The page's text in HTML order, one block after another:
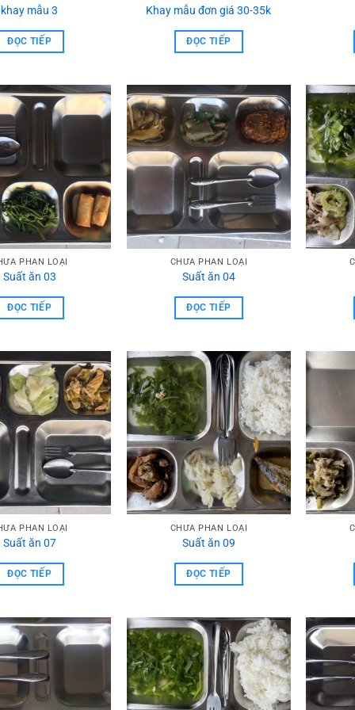
khay mẫu 3
ĐỌC TIẾP
Khay mẫu đơn giá 30-35k
ĐỌC TIẾP
PHẦN LOẠI
Suất ăn 03
ĐỌC TIẾP
CHƯA PHẦN LOẠI
Suất ăn 04
ĐỌC TIẾP
PHẦN LOẠI
Suất ăn 07
ĐỌC TIẾP
CHƯA PHẦN LOẠI
Suất ăn 09
ĐỌC TIẾP